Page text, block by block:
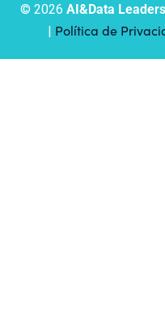
© 2026 AI&Data Leaders
| Política de